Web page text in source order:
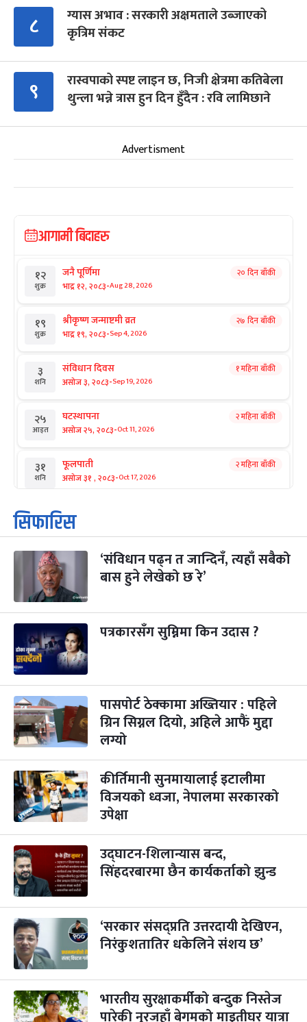
८
ग्यास अभाव : सरकारी अक्षमताले उब्जाएको
कृत्रिम संकट
९
रास्वपाको स्पष्ट लाइन छ, निजी क्षेत्रमा कतिबेला
थुन्ला भन्ने त्रास हुन दिन हुँदैन : रवि लामिछाने
Advertisment
आगामी बिदाहरु
१२
शुक्र
जनै पूर्णिमा
भाद्र १२, २०८३-Aug 28, 2026
२० दिन बाँकी
१९
शुक्र
श्रीकृष्ण जन्माष्टमी व्रत
भाद्र १९, २०८३-Sep 4, 2026
२७ दिन बाँकी
३
शनि
संविधान दिवस
असोज ३, २०८३-Sep 19, 2026
१ महिना बाँकी
२५
आइत
घटस्थापना
असोज २५, २०८३-Oct 11, 2026
२ महिना बाँकी
३१
शनि
फूलपाती
असोज ३१ , २०८३-Oct 17, 2026
२ महिना बाँकी
१
आइत
कार्तिक सङ्क्रान्ति
कार्तिक १, २०८३
३
मंगल
महानवमी
कार्तिक ३, २०८३-Oct 20, 2026
२ महिना बाँकी
४
बुध कार्तिक ४, २०८३ Oct 21, 2026
५ पापा‌ङ्कुशा एकादशी व्रत
कार्तिक ५, २०८३
२२
आइत
कुकुर तिहार
कार्तिक २२, २०८३- Nov 8, 2026
३ महिना बाँकी
२३ गाई पूजा
-
२४
मंगल
गोरुपुजा
कार्तिक २४, २०८३-Nov 10, 2026
३ महिना बाँकी
२५ भाइटीका
कार्तिक २५, २०८३-Nov 11, 2026
२९
आइत
छठपर्व
कार्तिक २९, २०८३-Nov 15, 2026
१०
शुक्र
क्रिसमस डे
पौष १०, २०८३
४ महिना बाँकी
१५
बुध
तमुल्होछार
पौष १५, २०८३-Dec 30, 2026
४ महिना बाँकी
सिफारिस
‘संविधान पढ्न त जान्दिनँ, त्यहाँ सबैको
बास हुने लेखेको छ रे’
पत्रकारसँग सुम्निमा किन उदास ?
पासपोर्ट ठेक्कामा अख्तियार : पहिले
ग्रिन सिग्नल दियो, अहिले आफैं मुद्दा
लग्यो
कीर्तिमानी सुनमायालाई इटालीमा
विजयको ध्वजा, नेपालमा सरकारको
उपेक्षा
उद्घाटन-शिलान्यास बन्द,
सिंहदरबारमा छैन कार्यकर्ताको झुन्ड
‘सरकार संसद्प्रति उत्तरदायी देखिएन,
निरंकुशतातिर धकेलिने संशय छ’
भारतीय सुरक्षाकर्मीको बन्दुक निस्तेज